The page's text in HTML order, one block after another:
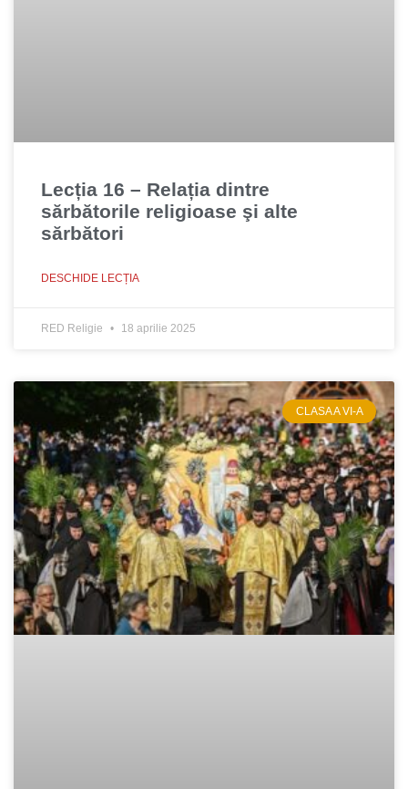
Lecția 16 – Relația dintre
sărbătorile religioase şi alte
sărbători
DESCHIDE LECȚIA
RED Religie 18 aprilie 2025
CLASA A VI-A